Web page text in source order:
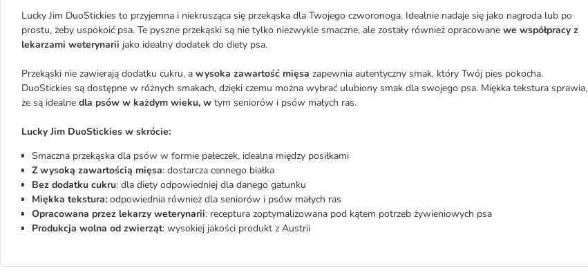
Lucky Jim DuoStickies to przyjemna i niekrusząca się przekąska dla Twojego czworonoga. Idealnie nadaje się jako nagroda lub po
prostu, żeby uspokoić psa. Te pyszne przekąski są nie tylko niezwykle smaczne, ale zostały również opracowane we współpracy z
lekarzami weterynarii jako idealny dodatek do diety psa.
Przekąski nie zawierają dodatku cukru, a wysoka zawartość mięsa zapewnia autentyczny smak, który Twój pies pokocha.
DuoStickies są dostępne w różnych smakach, dzięki czemu można wybrać ulubiony smak dla swojego psa. Miękka tekstura sprawia,
że są idealne dla psów w każdym wieku, w tym seniorów i psów małych ras.
Lucky Jim DuoStickies w skrócie:
Smaczna przekąska dla psów w formie pałeczek, idealna między posiłkami
Z wysoką zawartością mięsa: dostarcza cennego białka
Bez dodatku cukru: dla diety odpowiedniej dla danego gatunku
Miękka tekstura: odpowiednia również dla seniorów i psów małych ras
Opracowana przez lekarzy weterynarii: receptura zoptymalizowana pod kątem potrzeb żywieniowych psa
Produkcja wolna od zwierząt: wysokiej jakości produkt z Austrii